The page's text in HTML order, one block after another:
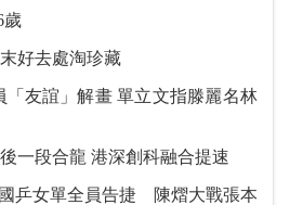
76歲
好去處淘珍藏
畫 單立文指滕麗名林
河套跨河連接橋最後一段合龍 港深創科融合提速
乒女單全員告捷 陳熠大戰張本